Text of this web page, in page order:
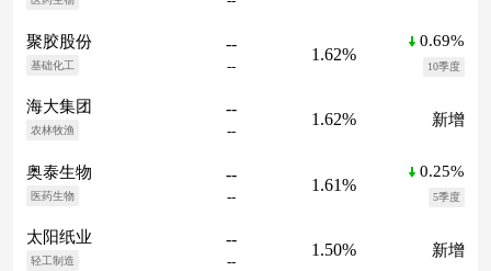
聚胶股份
基础化工
--
--
1.62%
0.69%
10季度
海大集团
农林牧渔
--
--
1.62% 新增
奥泰生物
医药生物
--
--
1.61%
0.25%
5季度
太阳纸业
轻工制造
--
--
1.50% 新增